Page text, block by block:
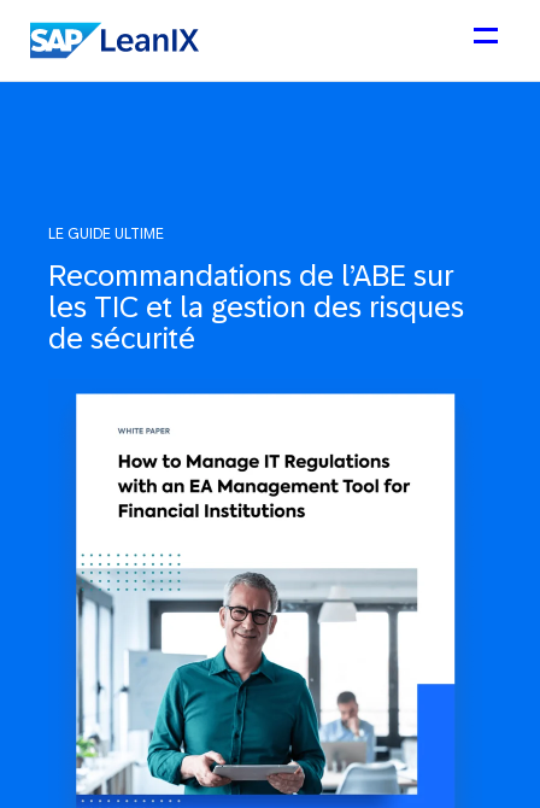
LE GUIDE ULTIME
Recommandations de l’ABE sur
les TIC et la gestion des risques
de sécurité